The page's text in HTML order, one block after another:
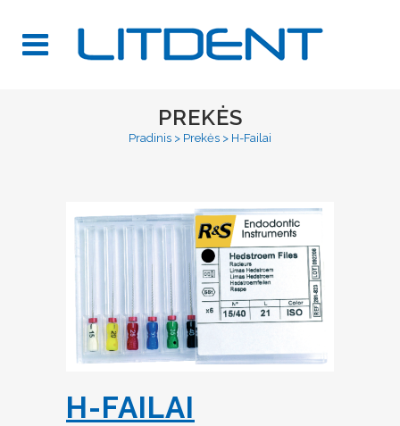
PREKĖS
Pradinis > Prekės > H-Failai
H-FAILAI